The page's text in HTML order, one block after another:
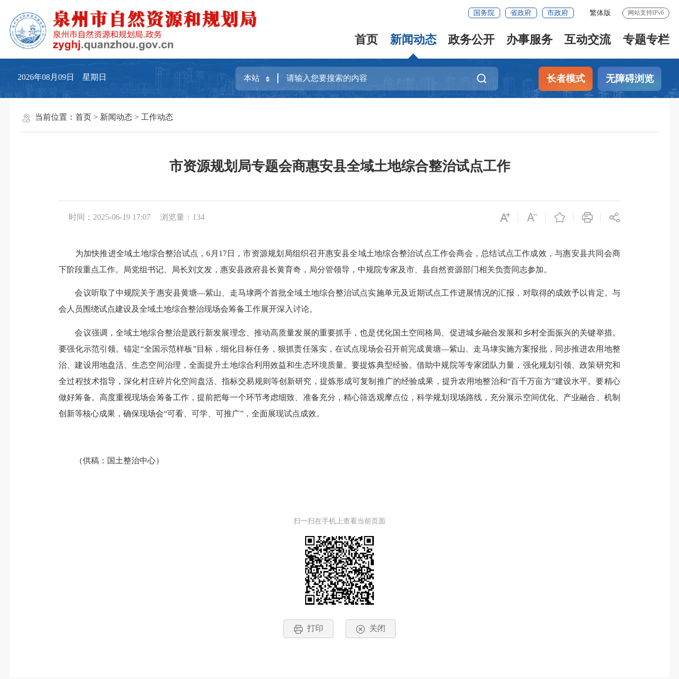
国务院 省政府 市政府 繁体版 网站支持IPv6
首页 新闻动态 政务公开 办事服务 互动交流 专题专栏
2026年08月09日 星期日 长者模式 无障碍浏览
当前位置：首页 > 新闻动态 > 工作动态
市资源规划局专题会商惠安县全域土地综合整治试点工作
时间：2025-06-19 17:07 浏览量： 134
为加快推进全域土地综合整治试点，6月17日，市资源规划局组织召开惠安县全域土地综合整治试点工作会商会，总结试点工作成效，与惠安县共同会商
下阶段重点工作。局党组书记、局长刘文发，惠安县政府县长黄育奇，局分管领导，中规院专家及市、县自然资源部门相关负责同志参加。
会议听取了中规院关于惠安县黄塘—紫山、走马埭两个首批全域土地综合整治试点实施单元及近期试点工作进展情况的汇报，对取得的成效予以肯定。与
会人员围绕试点建设及全域土地综合整治现场会筹备工作展开深入讨论。
会议强调，全域土地综合整治是践行新发展理念、推动高质量发展的重要抓手，也是优化国土空间格局、促进城乡融合发展和乡村全面振兴的关键举措。
要强化示范引领。锚定“全国示范样板”目标，细化目标任务，狠抓责任落实，在试点现场会召开前完成黄塘—紫山、走马埭实施方案报批，同步推进农用地整
治、建设用地盘活、生态空间治理，全面提升土地综合利用效益和生态环境质量。要提炼典型经验。借助中规院等专家团队力量，强化规划引领、政策研究和
全过程技术指导，深化村庄碎片化空间盘活、指标交易规则等创新研究，提炼形成可复制推广的经验成果，提升农用地整治和“百千万亩方”建设水平。要精心
做好筹备。高度重视现场会筹备工作，提前把每一个环节考虑细致、准备充分，精心筛选观摩点位，科学规划现场路线，充分展示空间优化、产业融合、机制
创新等核心成果，确保现场会“可看、可学、可推广”，全面展现试点成效。
（供稿：国土整治中心）
扫一扫在手机上查看当前页面
打印 关闭